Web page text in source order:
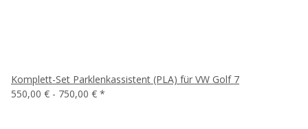
Komplett-Set Parklenkassistent (PLA) für VW Golf 7
550,00 € - 750,00 € *